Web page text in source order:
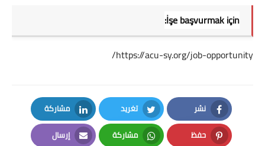
İşe başvurmak için:
https://acu-sy.org/job-opportunity/
نشر
Facebook
تغريد
Twitter
مشاركة
LinkedIn
حفظ مشاركة إرسال